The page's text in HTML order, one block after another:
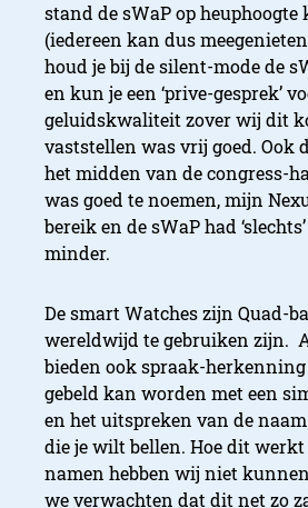
stand de sWaP op
(iedereen kan dus
houd je bij de silent-mode de
en kun je een ‘prive-gesprek’
geluidskwaliteit zover wij dit
vaststellen was vrij goed. Ook
het midden van de congress-
was goed te noemen, mijn
bereik en de sWaP had
minder.
De smart Watches zijn Quad-
wereldwijd te gebruiken zijn.
bieden ook spraak-
gebeld kan worden met een
en het uitspreken van de
die je wilt bellen. Hoe dit
namen hebben wij niet
we verwachten dat dit net zo